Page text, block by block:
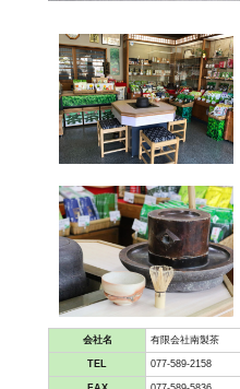
会社名 有限会社南製茶
TEL 077-589-2158